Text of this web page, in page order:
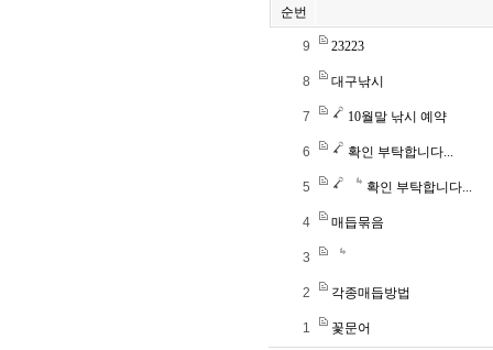
순번
9 23223
8 대구낚시
7 10월말 낚시 예약
6 확인 부탁합니다...
5 확인 부탁합니다...
4 매듭묶음
3
2 각종매듭방법
1 꽃문어